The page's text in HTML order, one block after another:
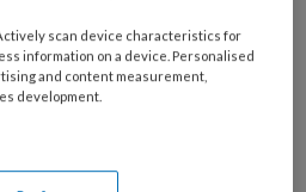
scan device characteristics for
information on a device. Personalised
and content measurement,
development.